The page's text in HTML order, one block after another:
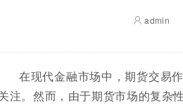
admin
在现代金融市场中，期货交易
注。然而，由于期货市场的复杂